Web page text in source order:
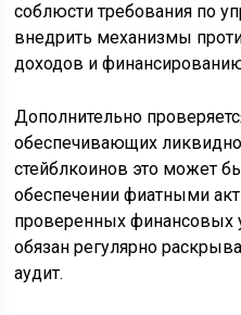
соблюсти требования по
внедрить механизмы
доходов и
Дополнительно
обеспечивающих
стейблкоинов это может
обеспечении фиатными
проверенных финансовых
обязан регулярно
аудит.